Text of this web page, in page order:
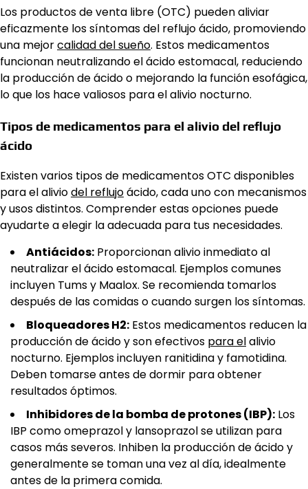
Los productos de venta libre (OTC) pueden aliviar
eficazmente los síntomas del reflujo ácido, promoviendo
una mejorcalidad del sueño. Estos medicamentos
funcionan neutralizando el ácido estomacal, reduciendo
la producción de ácido o mejorando la función esofágica,
lo que los hace valiosos para el alivio nocturno.
Tipos de medicamentos para el alivio del reflujo
ácido
Existen varios tipos de medicamentos OTC disponibles
para el aliviodel reflujoácido, cada uno con mecanismos
y usos distintos. Comprender estas opciones puede
ayudarte a elegir la adecuada para tus necesidades.
Antiácidos: Proporcionan alivio inmediato al
neutralizar el ácido estomacal. Ejemplos comunes
incluyen Tums y Maalox. Se recomienda tomarlos
después de las comidas o cuando surgen los síntomas.
Bloqueadores H2: Estos medicamentos reducen la
producción de ácido y son efectivos para elalivio
nocturno. Ejemplos incluyen ranitidina y famotidina.
Deben tomarse antes de dormir para obtener
resultados óptimos.
Inhibidores de la bomba de protones (IBP): Los
IBP como omeprazol y lansoprazol se utilizan para
casos más severos. Inhiben la producción de ácido y
generalmente se toman una vez al día, idealmente
antes de la primera comida.